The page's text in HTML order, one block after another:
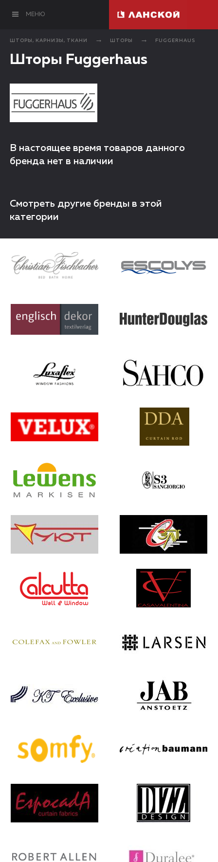
МЕНЮ
ШТОРЫ, КАРНИЗЫ, ТКАНИ ШТОРЫ FUGGERHAUS
Шторы Fuggerhaus
В настоящее время товаров данного
бренда нет в наличии
Смотреть другие бренды в этой
категории